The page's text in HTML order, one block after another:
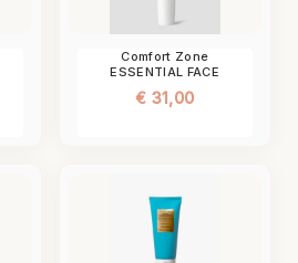
Comfort Zone
ESSENTIAL FACE
€ 31,00